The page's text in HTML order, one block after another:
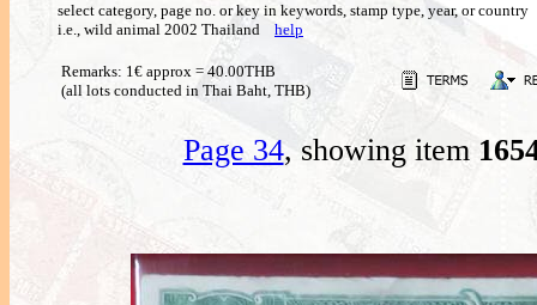
select category, page no. or key in keywords, stamp type, year, or country
i.e., wild animal 2002 Thailand help
Remarks: 1€ approx = 40.00THB
(all lots conducted in Thai Baht, THB)
Page 34, showing item